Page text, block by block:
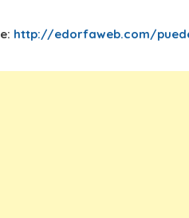
http://edorfaweb.com/